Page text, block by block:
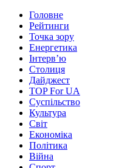
Головне
Рейтинги
Точка зору
Енергетика
Інтерв’ю
Столиця
Дайджест
TOP For UA
Суспiльство
Культура
Світ
Економіка
Політика
Війна